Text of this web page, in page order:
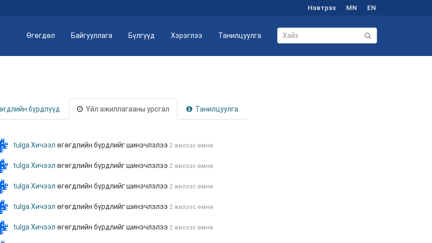
Нэвтрэх MN EN
Өгөгдөл Байгууллага Бүлгүүд Хэрэглээ Танилцуулга
бүрдлүүд Үйл ажиллагааны урсгал Танилцуулга
tulga Хичээл өгөгдлийн бүрдлийг шинэчлэлээ 2 жилээс өмнө
tulga Хичээл өгөгдлийн бүрдлийг шинэчлэлээ 2 жилээс өмнө
tulga Хичээл өгөгдлийн бүрдлийг шинэчлэлээ 2 жилээс өмнө
tulga Хичээл өгөгдлийн бүрдлийг шинэчлэлээ 2 жилээс өмнө
tulga Хичээл өгөгдлийн бүрдлийг шинэчлэлээ 2 жилээс өмнө